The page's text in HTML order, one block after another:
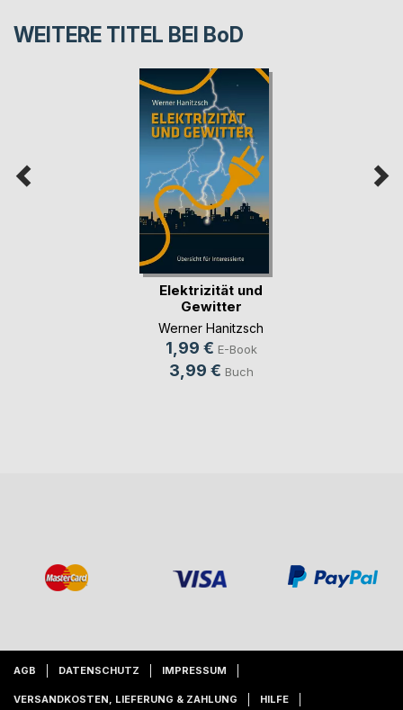
WEITERE TITEL BEI BoD
Elektrizität und
Gewitter
Werner Hanitzsch
1,99 € E-Book
3,99 € Buch
AGB DATENSCHUTZ IMPRESSUM
VERSANDKOSTEN, LIEFERUNG & ZAHLUNG HILFE